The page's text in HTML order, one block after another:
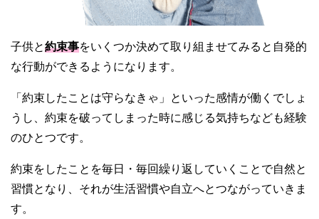
子供と約束事をいくつか決めて取り組ませてみると自発的
な行動ができるようになります。
「約束したことは守らなきゃ」といった感情が働くでしょ
うし、約束を破ってしまった時に感じる気持ちなども経験
のひとつです。
約束をしたことを毎日・毎回繰り返していくことで自然と
習慣となり、それが生活習慣や自立へとつながっていきま
す。